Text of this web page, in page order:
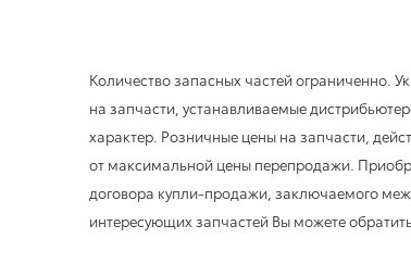
Количество запасных частей ограниченно.
на запчасти, устанавливаемые
характер. Розничные цены на запчасти,
от максимальной цены перепродажи.
договора купли-продажи, заключаемого
интересующих запчастей Вы можете